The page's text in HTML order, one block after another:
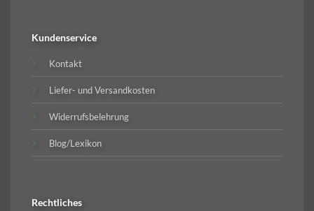
Kundenservice
Kontakt
Liefer- und Versandkosten
Widerrufsbelehrung
Blog/Lexikon
Rechtliches